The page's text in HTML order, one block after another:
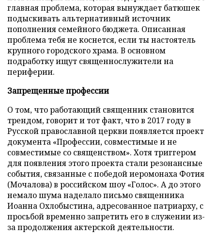
главная проблема, которая вынуждает батюшек
подыскивать альтернативный источник
пополнения семейного бюджета. Описанная
проблема тебя не коснется, если ты настоятель
крупного городского храма. В основном
подработку ищут священнослужители на
периферии.
Запрещенные профессии
О том, что работающий священник становится
трендом, говорит и тот факт, что в 2017 году в
Русской православной церкви появляется проект
документа «Профессии, совместимые и не
совместимые со священством». Хотя триггером
для появления этого проекта стали резонансные
события, связанные с победой иеромонаха Фотия
(Мочалова) в российском шоу «Голос». А до этого
немало шума наделало письмо священника
Иоанна Охлобыстина, адресованное патриарху, с
просьбой временно запретить его в служении из-
за продолжения актерской деятельности.